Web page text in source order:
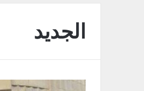
الجديد